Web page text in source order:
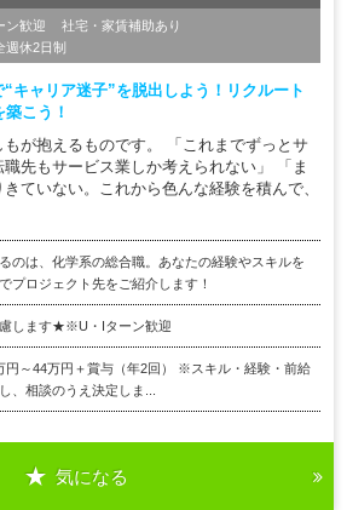
ン歓迎
社宅・家賃補助あり
週休2日制
キャリア迷子”を脱出しよう！リクルート
こう！
が抱えるものです。 「これまでずっとサ
先もサービス業しか考えられない」 「ま
ていない。これから色んな経験を積んで、
のは、化学系の総合職。あなたの経験やスキルを
プロジェクト先をご紹介します！
します★※U・Iターン歓迎
円～44万円＋賞与（年2回） ※スキル・経験・前給
、相談のうえ決定しま...
気になる